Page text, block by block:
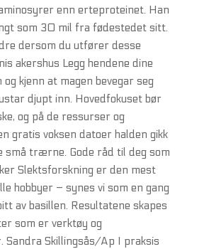
enn erteproteinet. Han
som 30 mil fra fødestedet sitt.
dersom du utfører desse
akershus Legg hendene dine
kjenn at magen bevegar seg
djupt inn. Hovedfokuset bør
og på de ressurser og
gratis voksen datoer halden gikk
små trærne. Gode råd til deg som
Slektsforskning er den mest
hobbyer – synes vi som en gang
av basillen. Resultatene skapes
som er verktøy og
Sandra Skillingsås/Ap I praksis